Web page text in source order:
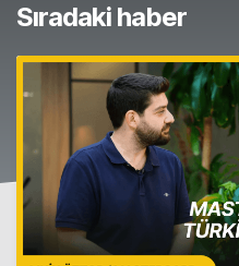
Sıradaki haber